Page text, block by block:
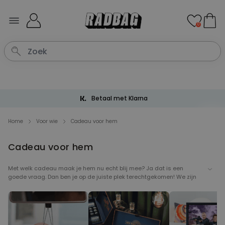
0
Gratis verzending vanaf € 60
Home Voor wie Cadeau voor hem
Cadeau voor hem
Met welk cadeau maak je hem nu echt blij mee? Ja dat is een
goede vraag. Dan ben je op de juiste plek terechtgekomen! We zijn
cadeau voor hemkunt vinden. We helpen met heel veel stoere
cadeaus die zeker indruk zullen maken. Elk cadeau voor hem moet
origineel zijn, leuk, onverwacht... kortom,uniek ! Of je nu een cadeau
zoekt voor
je vriend, je vader, je broerof misschien een attentie voor